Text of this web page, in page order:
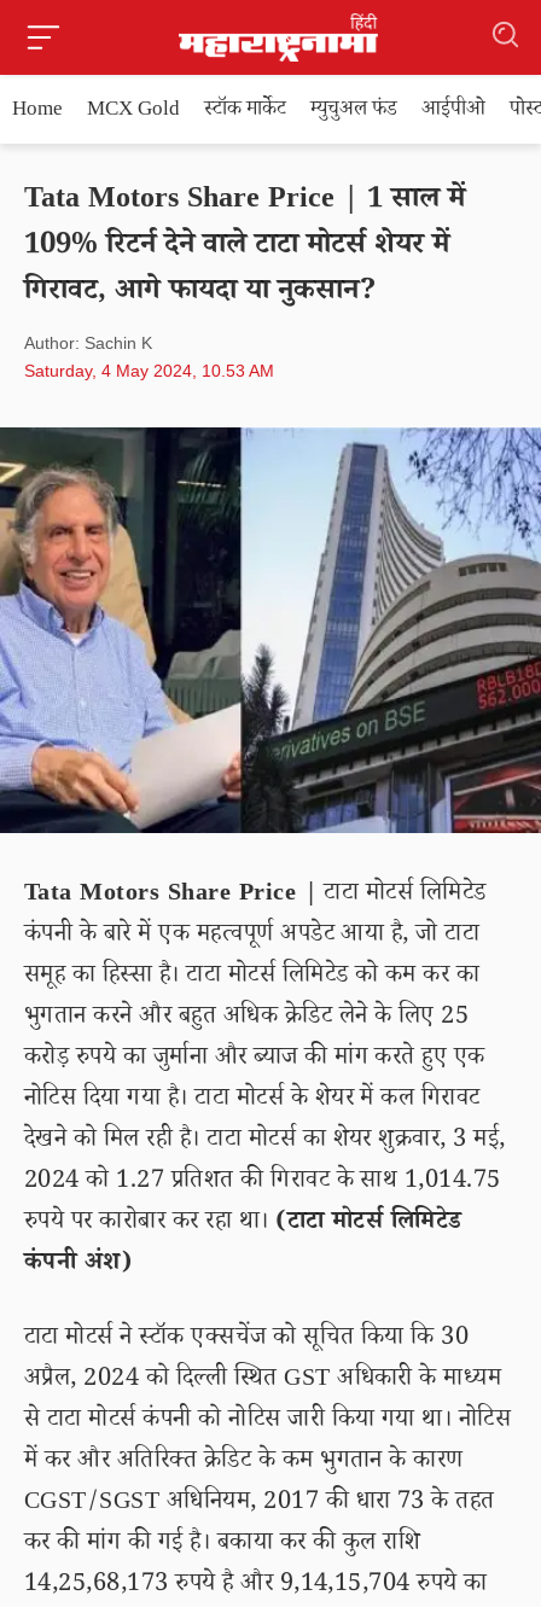
Home MCX Gold स्टॉक मार्केट म्युचुअल फंड आईपीओ
Tata Motors Share Price | 1 साल में
109% रिटर्न देने वाले टाटा मोटर्स शेयर में
गिरावट, आगे फायदा या नुकसान?
Author: Sachin K
Saturday, 4 May 2024, 10.53 AM
Tata Motors Share Price | टाटा मोटर्स लिमिटेड
कंपनी के बारे में एक महत्वपूर्ण अपडेट आया है, जो टाटा
समूह का हिस्सा है। टाटा मोटर्स लिमिटेड को कम कर का
भुगतान करने और बहुत अधिक क्रेडिट लेने के लिए 25
करोड़ रुपये का जुर्माना और ब्याज की मांग करते हुए एक
नोटिस दिया गया है। टाटा मोटर्स के शेयर में कल गिरावट
देखने को मिल रही है। टाटा मोटर्स का शेयर शुक्रवार, 3 मई,
2024 को 1.27 प्रतिशत की गिरावट के साथ 1,014.75
रुपये पर कारोबार कर रहा था। (टाटा मोटर्स लिमिटेड
कंपनी अंश)
टाटा मोटर्स ने स्टॉक एक्सचेंज को सूचित किया कि 30
अप्रैल, 2024 को दिल्ली स्थित GST अधिकारी के माध्यम
से टाटा मोटर्स कंपनी को नोटिस जारी किया गया था। नोटिस
में कर और अतिरिक्त क्रेडिट के कम भुगतान के कारण
CGST/SGST अधिनियम, 2017 की धारा 73 के तहत
कर की मांग की गई है। बकाया कर की कुल राशि
14,25,68,173 रुपये है और 9,14,15,704 रुपये का